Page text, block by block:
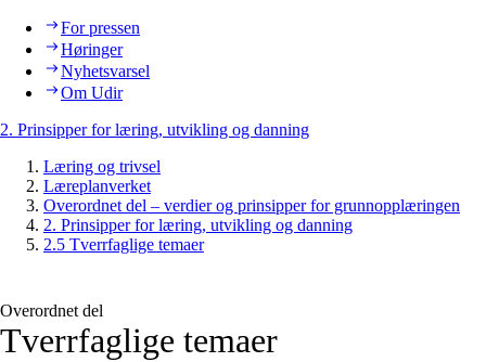
For pressen
Høringer
Nyhetsvarsel
Om Udir
2. Prinsipper for læring, utvikling og danning
Læring og trivsel
Læreplanverket
Overordnet del – verdier og prinsipper for grunnopplæringen
2. Prinsipper for læring, utvikling og danning
2.5 Tverrfaglige temaer
Overordnet del
Tverrfaglige temaer